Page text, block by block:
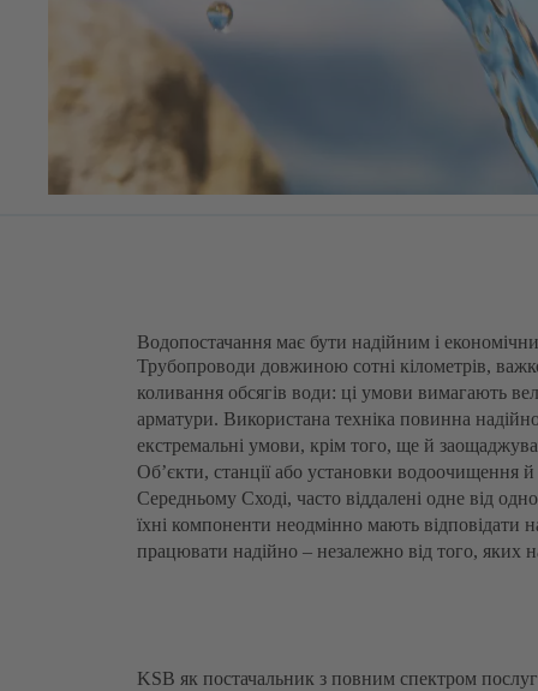
Водопостачання має бути надійним і
Трубопроводи довжиною сотні кілометрів,
коливання обсягів води: ці умови вимагають
арматури. Використана техніка повинна
екстремальні умови, крім того, ще й
Об’єкти, станції або установки водоочищення
Середньому Сході, часто віддалені одне від
їхні компоненти неодмінно мають відповідати
працювати надійно – незалежно від того, яких
KSB як постачальник з повним спектром